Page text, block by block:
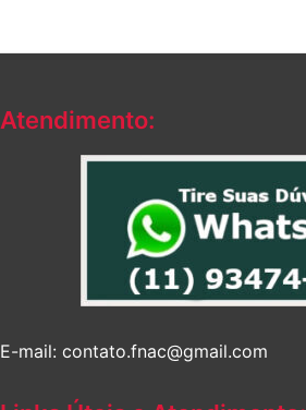
Atendimento:
E-mail: contato.fnac@gmail.com